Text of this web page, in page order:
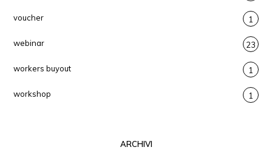
voucher 1
webinar 23
workers buyout 1
workshop 1
ARCHIVI